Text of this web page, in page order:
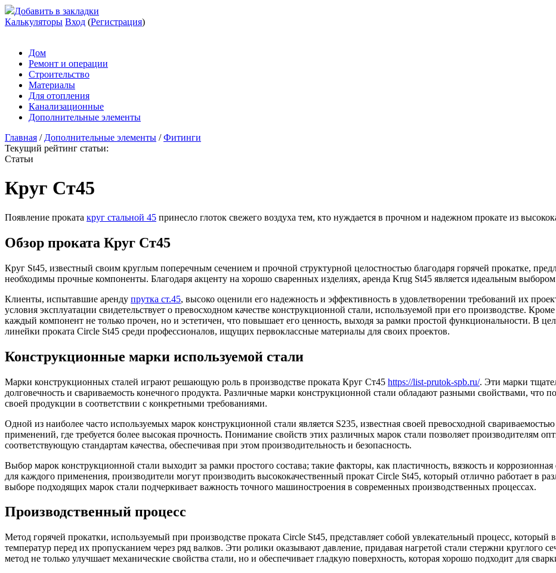
Добавить в закладки
Калькуляторы Вход (Регистрация)
Дом
Ремонт и операции
Строительство
Материалы
Для отопления
Канализационные
Дополнительные элементы
Главная / Дополнительные элементы /Фитинги
Текущий рейтинг статьи:
Статьи
Круг Ст45
Появление проката круг стальной 45 принесло глоток свежего воздуха тем, кто нуждается в прочном и надежном прокате из
Обзор проката Круг Ст45
Круг St45, известный своим круглым поперечным сечением и прочной структурной целостностью благодаря горячей прокатке,
необходимы прочные компоненты. Благодаря акценту на хорошо сваренных изделиях, аренда Krug St45 является идеальным
Клиенты, испытавшие аренду прутка ст.45, высоко оценили его надежность и эффективность в удовлетворении требований их
условия эксплуатации свидетельствует о превосходном качестве конструкционной стали, используемой при его производстве.
каждый компонент не только прочен, но и эстетичен, что повышает его ценность, выходя за рамки простой функциональности. В
линейки проката Circle St45 среди профессионалов, ищущих первоклассные материалы для своих проектов.
Конструкционные марки используемой стали
Марки конструкционных сталей играют решающую роль в производстве проката Круг Ст45 https://list-prutok-spb.ru/. Эти марки
долговечность и свариваемость конечного продукта. Различные марки конструкционной стали обладают разными свойствами, что
своей продукции в соответствии с конкретными требованиями.
Одной из наиболее часто используемых марок конструкционной стали является S235, известная своей превосходной
применений, где требуется более высокая прочность. Понимание свойств этих различных марок стали позволяет производителям
соответствующую стандартам качества, обеспечивая при этом производительность и безопасность.
Выбор марок конструкционной стали выходит за рамки простого состава; такие факторы, как пластичность, вязкость и
для каждого применения, производители могут производить высококачественный прокат Circle St45, который отлично работает в
выборе подходящих марок стали подчеркивает важность точного машиностроения в современных производственных процессах.
Производственный процесс
Метод горячей прокатки, используемый при производстве проката Circle St45, представляет собой увлекательный процесс, который
температур перед их пропусканием через ряд валков. Эти ролики оказывают давление, придавая нагретой стали стержни круглого
метод не только улучшает механические свойства стали, но и обеспечивает гладкую поверхность, которая хорошо подходит для